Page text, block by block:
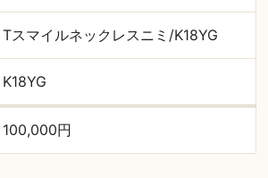
Tスマイルネックレスニミ/K18YG
K18YG
100,000円